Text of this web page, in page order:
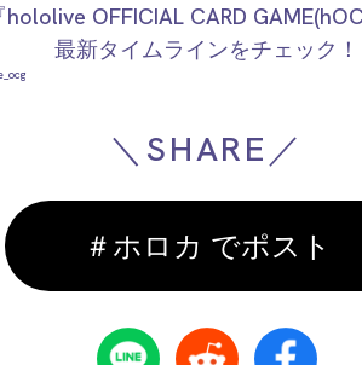
『hololive OFFICIAL CARD
最新タイムラインをチェック！
＼SHARE／
＃ホロカ でポスト